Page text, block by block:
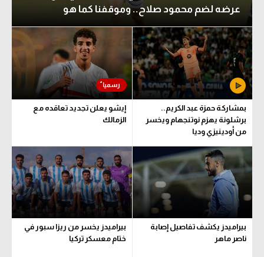
عرضه لضم محمود صلاح.. وموقفنا كما هو
بمشاركة حمزة عبد الكريم..
برشلونة يهزم نوتنجهام ويخسر
من أودينيزي وديا
إيشو يعلن تجديد تعاقده مع
الزمالك
بيراميدز يكشف تفاصيل إصابة
ناصر ماهر
بيراميدز يخسر من ريزا سبور في
ختام معسكر تركيا